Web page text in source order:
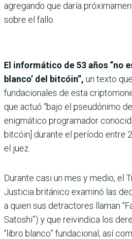
agregando que daría
sobre el fallo.
El informático de 53 años “no
blanco’ del bitcóin”, un texto
fundacionales de esta
que actuó “bajo el pseudónimo
enigmático programador
bitcóin] durante el período entre
el juez.
Durante casi un mes y medio, el
Justicia británico examinó las
a quien sus detractores llaman
Satoshi”) y que reivindica los
“libro blanco” fundacional, así